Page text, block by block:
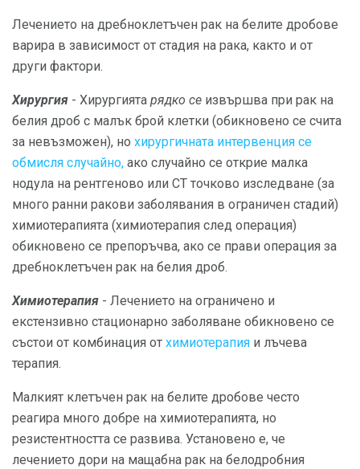
Лечението на дребноклетъчен рак на белите дробове
варира в зависимост от стадия на рака, както и от
други фактори.
Хирургия - Хирургията рядко се извършва при рак на
белия дроб с малък брой клетки (обикновено се счита
за невъзможен), но хирургичната интервенция се
обмисля случайно, ако случайно се открие малка
нодула на рентгеново или CT точково изследване (за
много ранни ракови заболявания в ограничен стадий)
химиотерапията (химиотерапия след операция)
обикновено се препоръчва, ако се прави операция за
дребноклетъчен рак на белия дроб.
Химиотерапия - Лечението на ограничено и
екстензивно стационарно заболяване обикновено се
състои от комбинация от химиотерапия и лъчева
терапия.
Малкият клетъчен рак на белите дробове често
реагира много добре на химиотерапията, но
резистентността се развива. Установено е, че
лечението дори на мащабна рак на белодробния